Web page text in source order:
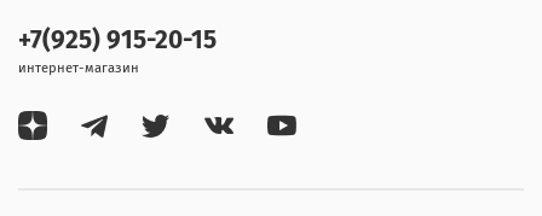
+7(925) 915-20-15
интернет-магазин